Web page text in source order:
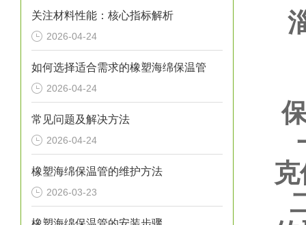
关注材料性能：核心指标解析
2026-04-24
如何选择适合需求的橡塑海绵保温管
2026-04-24
常见问题及解决方法
2026-04-24
橡塑海绵保温管的维护方法
2026-03-23